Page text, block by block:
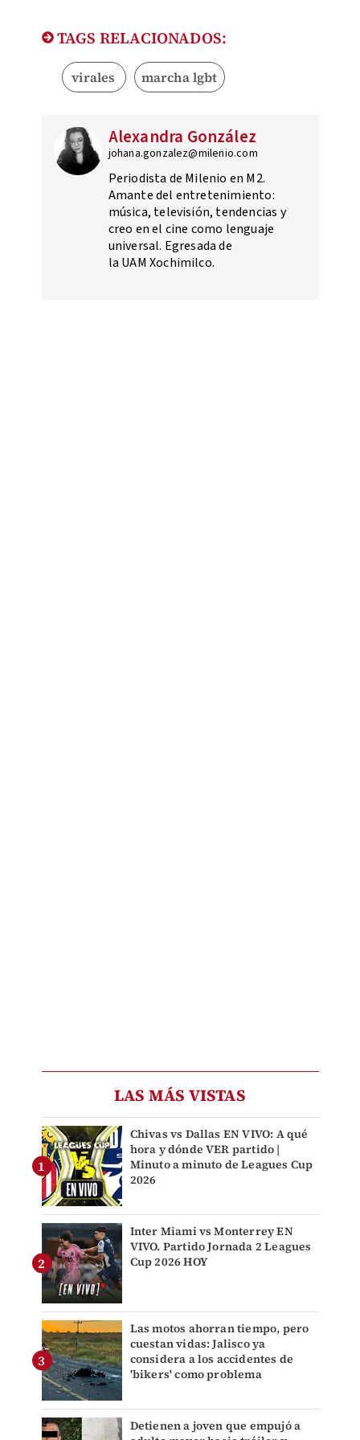
TAGS RELACIONADOS:
virales marcha lgbt
Alexandra González
johana.gonzalez@milenio.com
Periodista de Milenio en M2.
Amante del entretenimiento:
música, televisión, tendencias y
creo en el cine como lenguaje
universal. Egresada de
la UAM Xochimilco.
LAS MÁS VISTAS
Chivas vs Dallas EN VIVO: A qué
hora y dónde VER partido |
Minuto a minuto de Leagues Cup
2026
Inter Miami vs Monterrey EN
VIVO. Partido Jornada 2 Leagues
Cup 2026 HOY
Las motos ahorran tiempo, pero
cuestan vidas: Jalisco ya
considera a los accidentes de
'bikers' como problema
Detienen a joven que empujó a